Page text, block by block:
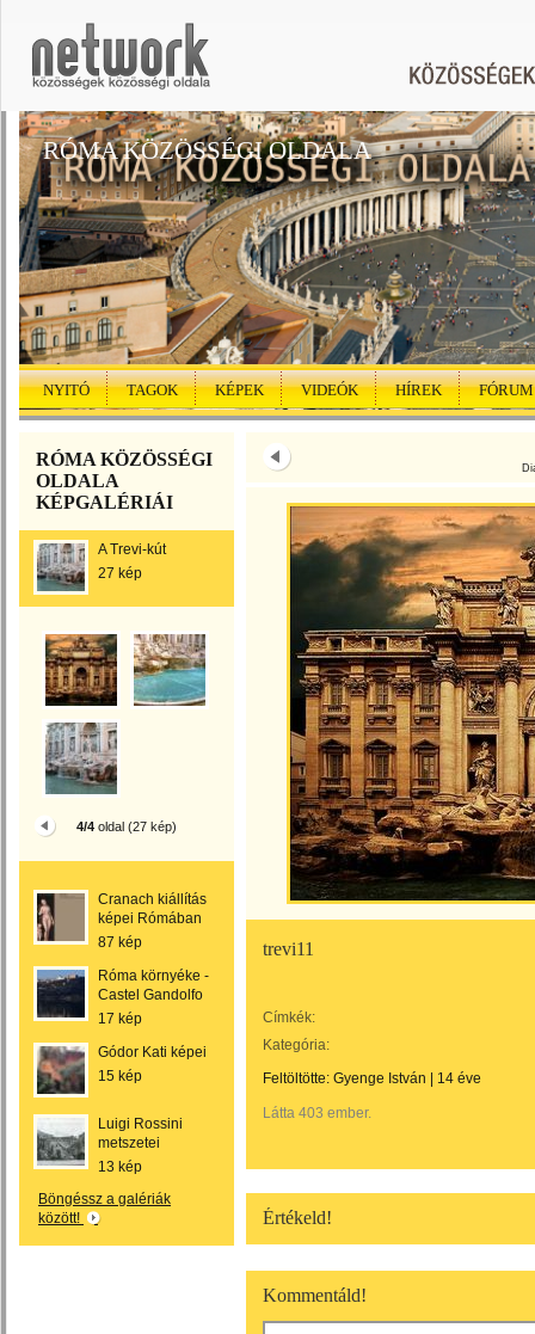
RÓMA KÖZÖSSÉGI OLDALA
NYITÓ TAGOK KÉPEK VIDEÓK HÍREK FÓRUM
RÓMA KÖZÖSSÉGI
OLDALA
KÉPGALÉRIÁI
A Trevi-kút
27 kép
4/4 oldal (27 kép)
Cranach kiállítás
képei Rómában
87 kép
Róma környéke -
Castel Gandolfo
17 kép
Gódor Kati képei
15 kép
Luigi Rossini
metszetei
13 kép
Böngéssz a galériák
között!
trevi11
Címkék:
Kategória:
Feltöltötte: Gyenge István 14 éve
Látta 403 ember.
Értékeld!
Kommentáld!